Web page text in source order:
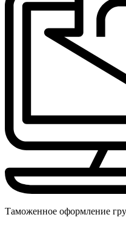
Таможенное оформление